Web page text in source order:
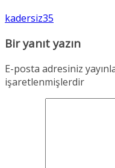
kadersiz35
Bir yanıt yazın
E-posta adresiniz
işaretlenmişlerdir